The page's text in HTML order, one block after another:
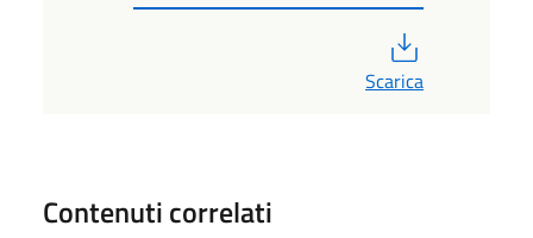
Scarica
Contenuti correlati